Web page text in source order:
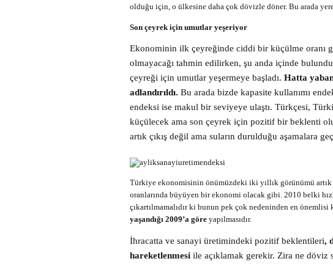
olduğu için, o ülkesine daha çok dövizle döner. Bu arada
Son çeyrek için umutlar yeşeriyor
Ekonominin ilk çeyreğinde ciddi bir küçülme oranı
olmayacağı tahmin edilirken, şu anda içinde
çeyreği için umutlar yeşermeye başladı. Hatta
adlandırıldı. Bu arada bizde kapasite kullanımı
endeksi ise makul bir seviyeye ulaştı. Türkçesi,
küçülecek ama son çeyrek için pozitif bir beklenti
artık çıkış değil ama suların durulduğu aşamalara
Türkiye ekonomisinin önümüzdeki iki yıllık görünümü
oranlarında büyüyen bir ekonomi olacak gibi. 2010 belki
çıkartılmamalıdır ki bunun pek çok nedeninden en önemlisi
yaşandığı 2009’a göre yapılmasıdır.
İhracatta ve sanayi üretimindeki pozitif beklentileri,
hareketlenmesi ile açıklamak gerekir. Zira ne döviz